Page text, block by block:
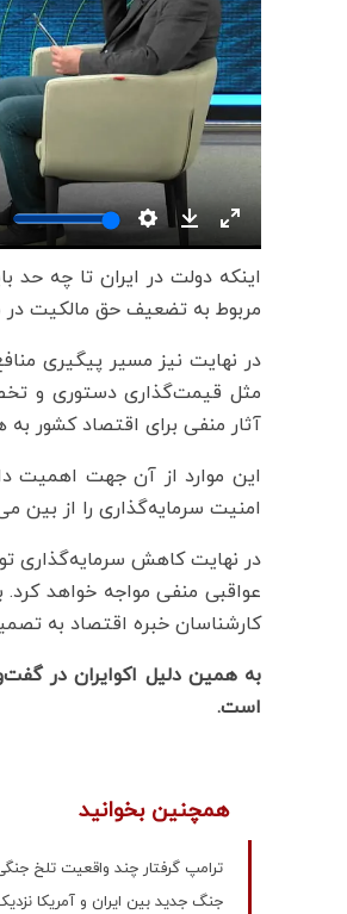
اینکه دولت در ایران تا چه حد
مربوط به تضعیف حق مالکیت در
در نهایت نیز مسیر پیگیری
مثل قیمت‌گذاری دستوری و
آثار منفی برای اقتصاد کشور به
این موارد از آن جهت اهمیت
امنیت سرمایه‌گذاری را از بین
در نهایت کاهش سرمایه‌گذاری
عواقبی منفی مواجه خواهد
کارشناسان خبره اقتصاد به
به همین دلیل اکوایران در
است.
همچنین بخوانید
ترامپ گرفتار چند واقعیت تلخ
جنگ جدید بین ایران و آمریکا